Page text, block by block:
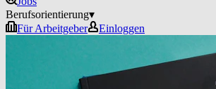
Berufsorientierung▾
Für Arbeitgeber
Einloggen